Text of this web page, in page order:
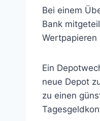
Bei einem
Bank
Ein
neue Depot
zu einen